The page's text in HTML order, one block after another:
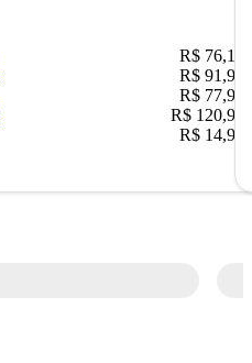
R$ 76,10
R$ 91,90
R$ 77,90
R$ 120,90
R$ 14,90